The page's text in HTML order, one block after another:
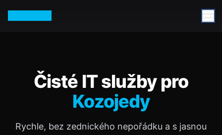
Čisté IT služby pro
Kozojedy
Rychle, bez zednického nepořádku a s jasnou